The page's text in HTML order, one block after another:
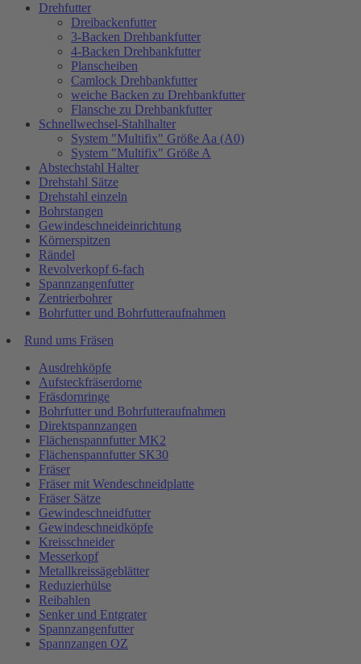
Drehfutter
Dreibackenfutter
3-Backen Drehbankfutter
4-Backen Drehbankfutter
Planscheiben
Camlock Drehbankfutter
weiche Backen zu Drehbankfutter
Flansche zu Drehbankfutter
Schnellwechsel-Stahlhalter
System "Multifix" Größe Aa (A0)
System "Multifix" Größe A
Abstechstahl Halter
Drehstahl Sätze
Drehstahl einzeln
Bohrstangen
Gewindeschneideinrichtung
Körnerspitzen
Rändel
Revolverkopf 6-fach
Spannzangenfutter
Zentrierbohrer
Bohrfutter und Bohrfutteraufnahmen
Rund ums Fräsen
Ausdrehköpfe
Aufsteckfräserdorne
Fräsdornringe
Bohrfutter und Bohrfutteraufnahmen
Direktspannzangen
Flächenspannfutter MK2
Flächenspannfutter SK30
Fräser
Fräser mit Wendeschneidplatte
Fräser Sätze
Gewindeschneidfutter
Gewindeschneidköpfe
Kreisschneider
Messerkopf
Metallkreissägeblätter
Reduzierhülse
Reibahlen
Senker und Entgrater
Spannzangenfutter
Spannzangen OZ